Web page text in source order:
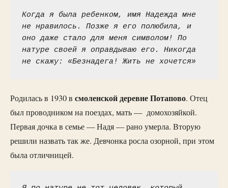
Когда я была ребенком, имя Надежда мне
не нравилось. Позже я его полюбила, и
оно даже стало для меня символом! По
натуре своей я оправдываю его. Никогда
не скажу: «Безнадега! Жить не хочется»
Родилась в 1930 в смоленской деревне Потапово. Отец
был проводником на поездах, мать — домохозяйкой.
Первая дочка в семье — Надя — рано умерла. Вторую
решили назвать так же. Девчонка росла озорной, при этом
была отличницей.